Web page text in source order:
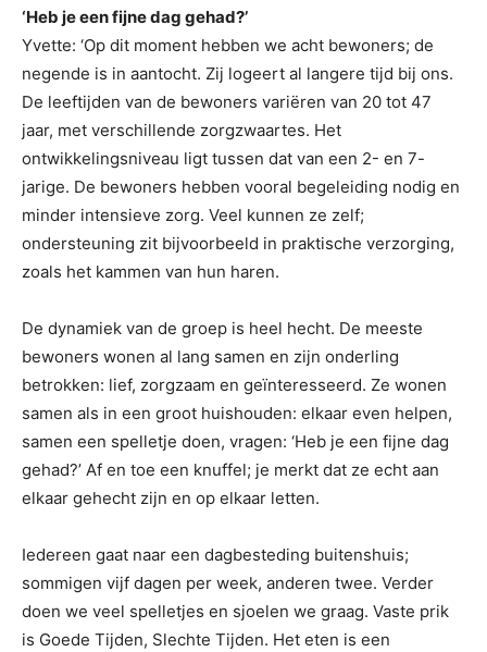
‘Heb je een fijne dag gehad?’
Yvette: ‘Op dit moment hebben we acht bewoners; de
negende is in aantocht. Zij logeert al langere tijd bij ons.
De leeftijden van de bewoners variëren van 20 tot 47
jaar, met verschillende zorgzwaartes. Het
ontwikkelingsniveau ligt tussen dat van een 2- en 7-
jarige. De bewoners hebben vooral begeleiding nodig en
minder intensieve zorg. Veel kunnen ze zelf;
ondersteuning zit bijvoorbeeld in praktische verzorging,
zoals het kammen van hun haren.
De dynamiek van de groep is heel hecht. De meeste
bewoners wonen al lang samen en zijn onderling
betrokken: lief, zorgzaam en geïnteresseerd. Ze wonen
samen als in een groot huishouden: elkaar even helpen,
samen een spelletje doen, vragen: ‘Heb je een fijne dag
gehad?’ Af en toe een knuffel; je merkt dat ze echt aan
elkaar gehecht zijn en op elkaar letten.
Iedereen gaat naar een dagbesteding buitenshuis;
sommigen vijf dagen per week, anderen twee. Verder
doen we veel spelletjes en sjoelen we graag. Vaste prik
is Goede Tijden, Slechte Tijden. Het eten is een